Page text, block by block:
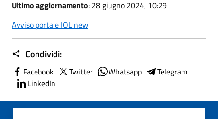
Ultimo aggiornamento: 28 giugno 2024, 10:29
Avviso portale IOL new
Condividi:
Facebook Twitter Whatsapp
Telegram
LinkedIn